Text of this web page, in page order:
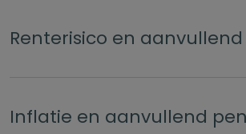
Renterisico en
Inflatie en aanvullend